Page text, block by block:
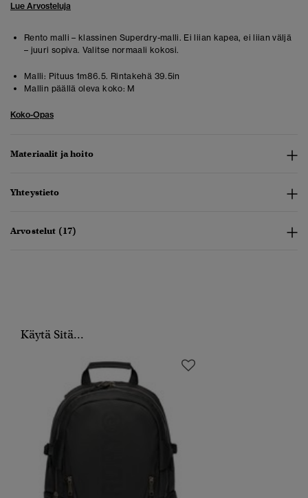
Lue Arvosteluja
Rento malli – klassinen Superdry-malli. Ei liian kapea, ei liian väljä
– juuri sopiva. Valitse normaali kokosi.
Malli: Pituus 1m86.5. Rintakehä 39.5in
Mallin päällä oleva koko: M
Koko-Opas
Materiaalit ja hoito
Yhteystieto
Arvostelut (17)
Käytä Sitä...